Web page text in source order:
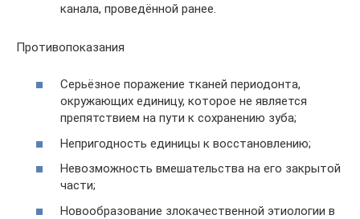
канала, проведённой ранее.
Противопоказания
Серьёзное поражение тканей периодонта,
окружающих единицу, которое не является
препятствием на пути к сохранению зуба;
Непригодность единицы к восстановлению;
Невозможность вмешательства на его закрытой
части;
Новообразование злокачественной этиологии в